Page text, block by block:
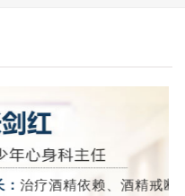
治疗酒精依赖、酒精戒断